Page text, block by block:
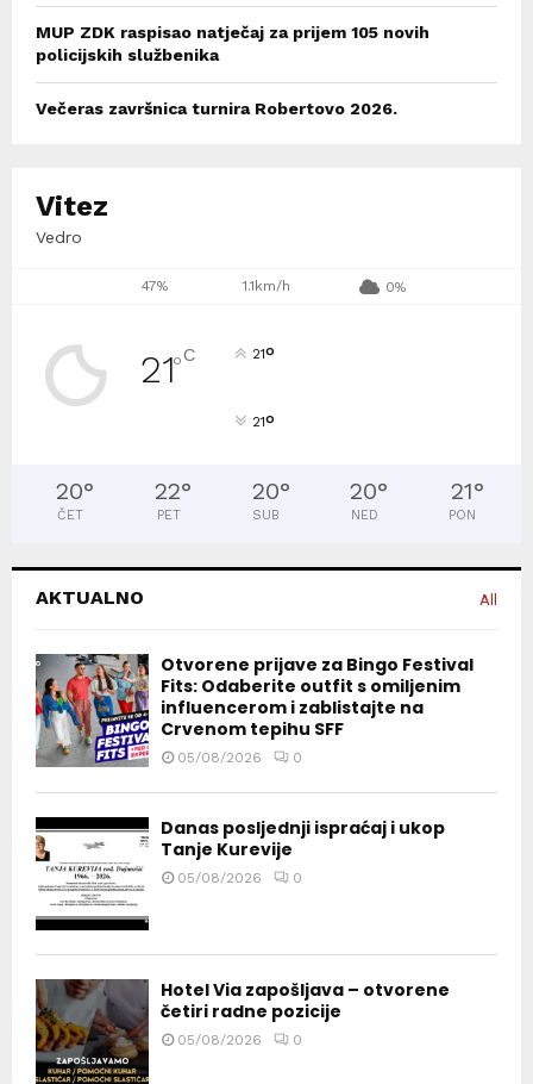
MUP ZDK raspisao natječaj za prijem 105 novih
policijskih službenika
Večeras završnica turnira Robertovo 2026.
Vitez
Vedro
47% 1.1km/h 0%
21°C 21°
21°
20°
ČET
22°
PET
20°
SUB
20°
NED
21°
PON
AKTUALNO All
Otvorene prijave za Bingo Festival
Fits: Odaberite outfit s omiljenim
influencerom i zablistajte na
Crvenom tepihu SFF
05/08/2026 0
Danas posljednji ispraćaj i ukop
Tanje Kurevije
05/08/2026 0
Hotel Via zapošljava – otvorene
četiri radne pozicije
05/08/2026 0